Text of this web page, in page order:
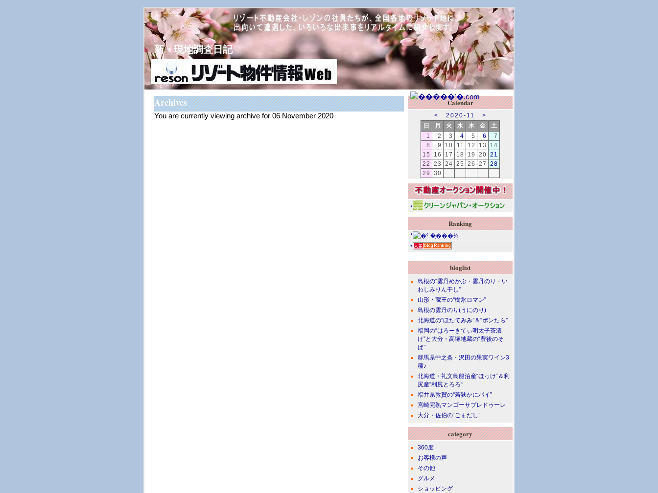
新・現地調査日記
Archives
You are currently viewing archive for 06 November 2020
Calendar
< 2020-11
>
日
月 火 水 木 金
土
1
2 3 4 5 6
7
8
9 10 11 12 13
14
15
16 17 18 19 20 21
22
23 24 25 26 27
28
29
30
*
Ranking
*
*
bloglist
島根の“雲丹めかぶ・雲丹のり・い
わしみりん干し”
山形・蔵王の“樹氷ロマン”
島根の雲丹のり(うにのり)
北海道の“ほたてみみ”＆“ポンたら”
福岡の“はろーきてぃ明太子茶漬
け”と大分・高塚地蔵の“豊後のそ
ば”
群馬県中之条・沢田の果実ワイン3
種♪
北海道・礼文島船泊産“ほっけ“＆利
尻産“利尻とろろ“
福井県敦賀の“若狭かにパイ”
宮崎完熟マンゴーサブレドゥーレ
大分・佐伯の“ごまだし”
category
360度
お客様の声
その他
グルメ
ショッピング